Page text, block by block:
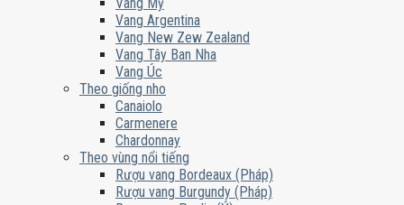
Vang Argentina
Vang New Zew Zealand
Vang Tây Ban Nha
Vang Úc
Theo giống nho
Canaiolo
Carmenere
Chardonnay
Theo vùng nổi tiếng
Rượu vang Bordeaux (Pháp)
Rượu vang Burgundy (Pháp)